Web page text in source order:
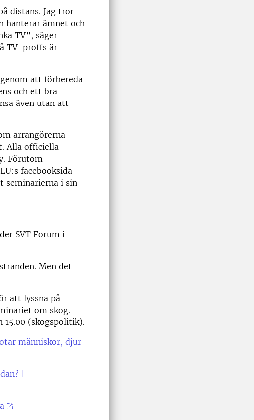
distans. Jag tror
hanterar ämnet och
TV”, säger
TV-proffs är
att förbereda
och ett bra
även utan att
arrangörerna
Alla officiella
Förutom
facebooksida
seminarierna i sin
SVT Forum i
Men det
att lyssna på
om skog.
15.00 (skogspolitik).
människor, djur
|